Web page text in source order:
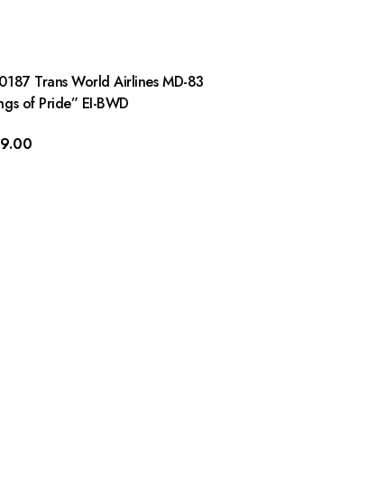
Trans World Airlines MD-83
of Pride” EI-BWD